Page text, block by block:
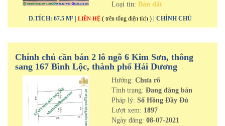
Loại tin: Bán đất
D.TÍCH: 67.5 M² | LIÊN HỆ ( trên tổng diện tích ) | CHÍNH CHỦ
Chính chủ cần bán 2 lô ngõ 6 Kim Sơn, thông
sang 167 Bình Lộc, thành phố Hải Dương
Hướng: Chưa rõ
Tình trạng: Đang đăng bán
Pháp lý: Sổ Hồng Đầy Đủ
Lượt xem: 1897
Ngày đăng: 08-07-2021